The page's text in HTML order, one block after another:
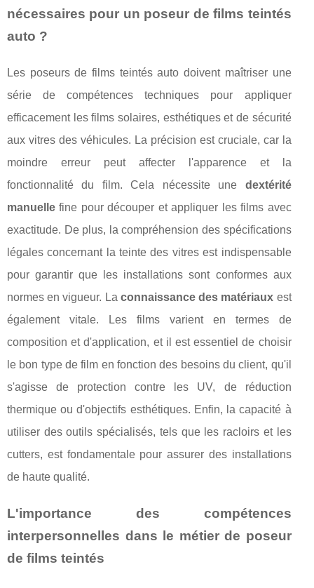
nécessaires pour un poseur de films teintés
auto ?
Les poseurs de films teintés auto doivent maîtriser une
série de compétences techniques pour appliquer
efficacement les films solaires, esthétiques et de sécurité
aux vitres des véhicules. La précision est cruciale, car la
moindre erreur peut affecter l'apparence et la
fonctionnalité du film. Cela nécessite une dextérité
manuelle fine pour découper et appliquer les films avec
exactitude. De plus, la compréhension des spécifications
légales concernant la teinte des vitres est indispensable
pour garantir que les installations sont conformes aux
normes en vigueur. La connaissance des matériaux est
également vitale. Les films varient en termes de
composition et d'application, et il est essentiel de choisir
le bon type de film en fonction des besoins du client, qu'il
s'agisse de protection contre les UV, de réduction
thermique ou d'objectifs esthétiques. Enfin, la capacité à
utiliser des outils spécialisés, tels que les racloirs et les
cutters, est fondamentale pour assurer des installations
de haute qualité.
L'importance des compétences
interpersonnelles dans le métier de poseur
de films teintés